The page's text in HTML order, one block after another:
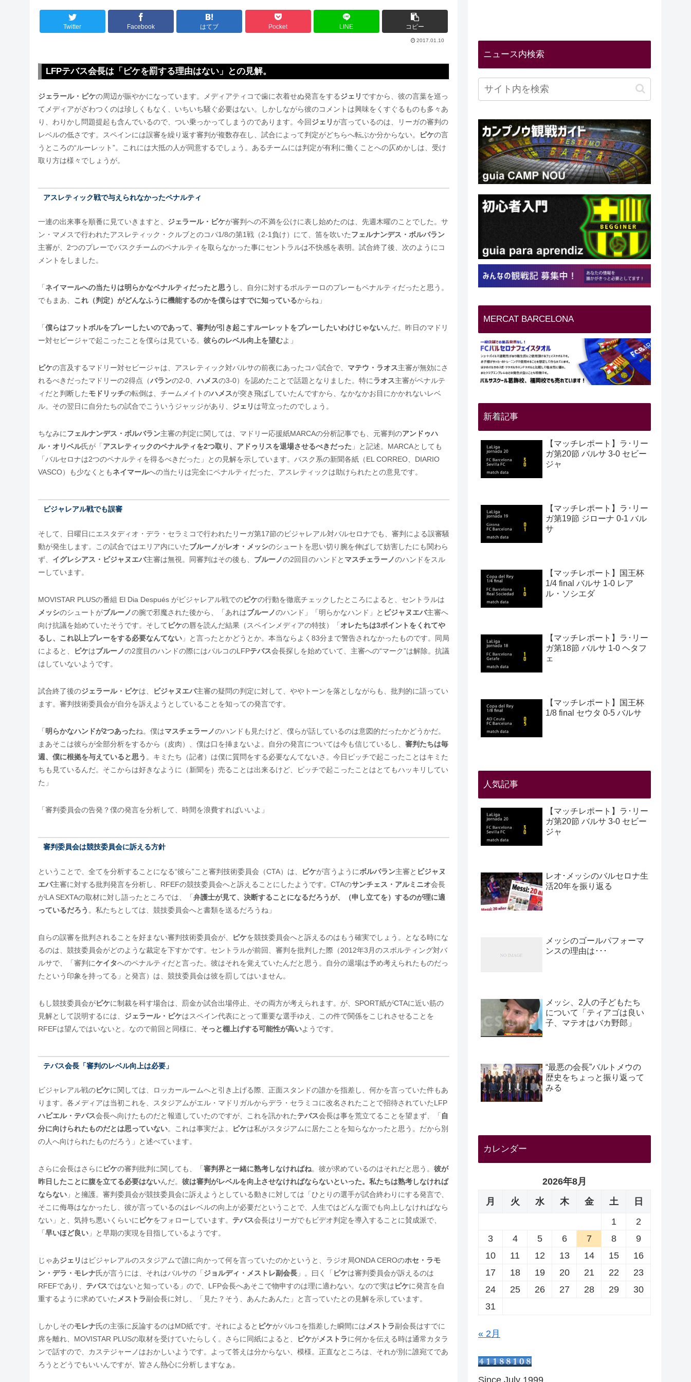
Twitter Facebook はてブ Pocket LINE コピー
2017.01.10
LFPテバス会長は「ピケを罰する理由はない」との見解。
ジェラール・ピケの周辺が賑やかになっています。メディアティコで歯に衣着せぬ発言をするジェリ ですから、彼の言葉を巡っ
てメディアがざわつくのは珍しくもなく、いちいち騒ぐ必要はない。しかしながら彼のコメントは興味をくすぐるものも多々あ
り、わりかし問題提起も含んでいるので、つい乗っかってしまうのであります。今回ジェリ が言っているのは、リーガの審判の
レベルの低さです。スペインには誤審を繰り返す審判が複数存在し、試合によって判定がどちらへ転ぶか分からない。
ピケの言
うところの“ルーレット”。これには大抵の人が同意するでしょう。あるチームには判定が有利に働くことへの仄めかしは、受け
取り方は様々でしょうが。
アスレティック戦で与えられなかったペナルティ
一連の出来事を順番に見ていきますと、 ジェラール・ピケが審判への不満を公けに表し始めたのは、先週木曜のことでした。サ
ン・マメスで行われたアスレティック・クルブとのコパ1/8の第1戦（2-1負け）にて、笛を吹いたフェルナンデス・ボルバラン
主審が、2つのプレーでバスクチームのペナルティを取らなかった事にセントラルは不快感を表明。試合終了後、次のようにコ
メントをしました。
「 ネイマールへの当たりは明らかなペナルティだったと思う し、自分に対するポルテーロのプレーもペナルティだったと思う。
でもまあ、 これ（判定）がどんなふうに機能するのかを僕らはすでに知っているからね」
「 僕らはフットボルをプレーしたいのであって、審判が引き起こすルーレットをプレーしたいわけじゃないんだ。昨日のマドリ
ー対セビージャで起こったことを僕らは見ている。 彼らのレベル向上を望むよ」
ピケの言及するマドリー対セビージャは、アスレティック対バルサの前夜にあったコパ試合で、 マテウ・ラオス主審が無効にさ
れるべきだったマドリーの2得点（バランの2-0、 ハメスの3-0）を認めたことで話題となりました。特にラオス主審がペナルテ
ィだと判断したモドリッチの転倒は、チームメイトのハメスが突き飛ばしていたんですから、なかなかお目にかかれないレベ
ル。その翌日に自分たちの試合でこういうジャッジがあり、 ジェリ は苛立ったのでしょう。
ちなみにフェルナンデス・ボルバラン主審の判定に関しては、マドリー応援紙MARCAの分析記事でも、元審判のアンドゥハ
ル・オリベル氏が「 アスレティックのペナルティを2つ取り、アドゥリスを退場させるべきだった 」と記述。MARCAとしても
「バルセロナは2つのペナルティを得るべきだった」との見解を示しています。バスク系の新聞各紙（EL CORREO、DIARIO
VASCO）も少なくともネイマールへの当たりは完全にペナルティだった、アスレティックは助けられたとの意見です。
ビジャレアル戦でも誤審
そして、日曜日にエスタディオ・デラ・セラミコで行われたリーガ第17節のビジャレアル対バルセロナでも、審判による誤審騒
動が発生します。この試合ではエリア内にいたブルーノがレオ・メッシのシュートを思い切り腕を伸ばして妨害したにも関わら
ず、 イグレシアス・ビジャヌエバ主審は無視。同審判はその後も、 ブルーノの2回目のハンドと マスチェラーノのハンドをスル
ーしています。
MOVISTAR PLUSの番組 El Dia Después がビジャレアル戦でのピケの行動を徹底チェックしたところによると、セントラルは
メッシのシュートがブルーノの腕で邪魔された後から、「あれはブルーノのハンド」「明らかなハンド」と ビジャヌエバ主審へ
向け抗議を始めていたそうです。そして ピケの唇を読んだ結果（スペインメディアの特技）「 オレたちは3ポイントをくれてや
るし、これ以上プレーをする必要なんてない 」と言ったとかどうとか。本当ならよく83分まで警告されなかったものです。同局
によると、
ピケはブルーノの2度目のハンドの際にはパルコのLFPテバス会長探しを始めていて、主審への“マーク”は解除。抗議
はしていないようです。
試合終了後のジェラール・ピケは、 ビジャヌエバ主審の疑問の判定に対して、ややトーンを落としながらも、批判的に語ってい
ます。審判技術委員会が自分を訴えようとしていることを知っての発言です。
「 明らかなハンドが2つあったね。僕はマスチェラーノのハンドも見たけど、僕らが話しているのは意図的だったかどうかだ。
まあそこは彼らが全部分析をするから（皮肉）、僕は口を挿まないよ。自分の発言については今も信じているし、 審判たちは毎
週、僕に根拠を与えていると思う 。キミたち（記者）は僕に質問をする必要なんてないさ。今日ピッチで起こったことはキミた
ちも見ているんだ。そこからは好きなように（新聞を）売ることは出来るけど、ピッチで起こったことはとてもハッキリしてい
た」
「審判委員会の告発？僕の発言を分析して、時間を浪費すればいいよ」
審判委員会は競技委員会に訴える方針
ということで、全てを分析することになる“彼ら”こと審判技術委員会（CTA）は、 ピケが言うようにボルバラン主審と ビジャヌ
エバ主審に対する批判発言を分析し、RFEFの競技委員会へと訴えることにしたようです。CTAのサンチェス・アルミニオ会長
がLA SEXTAの取材に対し語ったところでは、「 弁護士が見て、決断することになるだろうが、（申し立てを）するのが理に適
っているだろう 。私たちとしては、競技委員会へと書類を送るだろうね」
自らの誤審を批判されることを好まない審判技術委員会が、 ピケを競技委員会へと訴えるのはもう確実でしょう。となる時にな
るのは、競技委員会がどのような裁定を下すかです。セントラルが前回、審判を批判した際（2012年3月のスポルティング対バ
ルサで、「審判にケイタへのペナルティだと言った。彼はそれを覚えていたんだと思う。自分の退場は予め考えられたものだっ
たという印象を持ってる」と発言）は、競技委員会は彼を罰してはいません。
もし競技委員会がピケに制裁を科す場合は、罰金か試合出場停止、その両方が考えられます。が、SPORT紙がCTAに近い筋の
見解として説明するには、 ジェラール・ピケはスペイン代表にとって重要な選手ゆえ、この件で関係をこじれさせることを
RFEFは望んではいないと。なので前回と同様に、 そっと棚上げする可能性が高いようです。
テバス会長「審判のレベル向上は必要」
ビジャレアル戦のピケに関しては、ロッカールームへと引き上げる際、正面スタンドの誰かを指差し、何かを言っていた件もあ
ります。各メディアは当初これを、スタジアムがエル・マドリガルからデラ・セラミコに改名されたことで招待されていたLFP
ハビエル・テバス会長へ向けたものだと報道していたのですが、これを訊かれたテバス会長は事を荒立てることを望まず、「 自
分に向けられたものだとは思っていない。これは事実だよ。 ピケは私がスタジアムに居たことを知らなかったと思う。だから別
の人へ向けられたものだろう」と述べています。
さらに会長はさらにピケの審判批判に関しても、「 審判界と一緒に熟考しなければね。彼が求めているのはそれだと思う。 彼が
昨日したことに腹を立てる必要はないんだ。 彼は審判がレベルを向上させなければならないといった。私たちは熟考しなければ
ならない 」と擁護。審判委員会が競技委員会に訴えようとしている動きに対しては「ひとりの選手が試合終わりにする発言で、
そこに侮辱はなかったし、彼が言っているのはレベルの向上が必要だということで、人生ではどんな面でも向上しなければなら
ない」と、気持ち悪いくらいにピケをフォローしています。 テバス会長はリーガでもビデオ判定を導入することに賛成派で、
「 早いほど良い 」と早期の実現を目指しているようです。
じゃあジェリ はビジャレアルのスタジアムで誰に向かって何を言っていたのかというと、ラジオ局ONDA CEROのホセ・ラモ
ン・デラ・モレナ氏が言うには、それはバルサの「 ジョルディ・メストレ副会長 」。曰く「 ピケは審判委員会が訴えるのは
RFEFであり、 テバスではないと知っている」ので、LFP会長へあそこで物申すのは理に適わない。なので実はピケに発言を自
重するように求めていたメストラ副会長に対し、「見た？そう、あんたあんた」と言っていたとの見解を示しています。
しかしそのモレナ氏の主張に反論するのはMD紙です。それによると ピケがパルコを指差した瞬間にはメストラ副会長はすでに
席を離れ、MOVISTAR PLUSの取材を受けていたらしく。さらに同紙によると、
ピケがメストラに何かを伝える時は通常カタラ
ンで話すので、カステジャーノはおかしいようです。よって答えは分からない、模様。正直なところは、それが別に誰宛てであ
ろうとどうでもいいんですが、皆さん熱心に分析しますなぁ。
ニュース内検索
MERCAT BARCELONA
新着記事
【マッチレポート】ラ･リー
ガ第20節 バルサ 3-0 セビー
ジャ
【マッチレポート】ラ･リー
ガ第19節 ジローナ 0-1 バル
サ
【マッチレポート】国王杯
1/4 final バルサ 1-0 レア
ル・ソシエダ
【マッチレポート】ラ･リー
ガ第18節 バルサ 1-0 ヘタフ
ェ
【マッチレポート】国王杯
1/8 final セウタ 0-5 バルサ
人気記事
【マッチレポート】ラ･リー
ガ第20節 バルサ 3-0 セビー
ジャ
レオ･メッシのバルセロナ生
活20年を振り返る
メッシのゴールパフォーマ
ンスの理由は･･･
メッシ、2人の子どもたち
について「ティアゴは良い
子、マテオはバカ野郎」
“最悪の会長”バルトメウの
歴史をちょっと振り返って
みる
カレンダー
2026年8月
月
火 水 木 金 土
日
1
2
3
4 5 6 7 8
9
10
11 12 13 14 15
16
17
18 19 20 21 22
23
24
25 26 27 28 29
30
31
« 2月
Since July 1999